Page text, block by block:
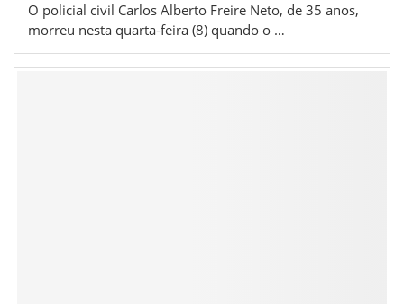
O policial civil Carlos Alberto Freire Neto, de 35 anos,
morreu nesta quarta-feira (8) quando o …